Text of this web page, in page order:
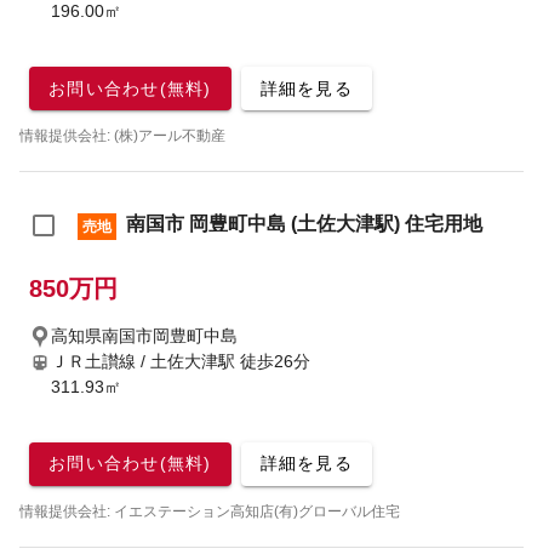
196.00㎡
お問い合わせ(無料) 詳細を見る
情報提供会社: (株)アール不動産
売地 南国市 岡豊町中島 (土佐大津駅) 住宅用地
850万円
高知県南国市岡豊町中島
ＪＲ土讃線 / 土佐大津駅 徒歩26分
311.93㎡
お問い合わせ(無料) 詳細を見る
情報提供会社: イエステーション高知店(有)グローバル住宅